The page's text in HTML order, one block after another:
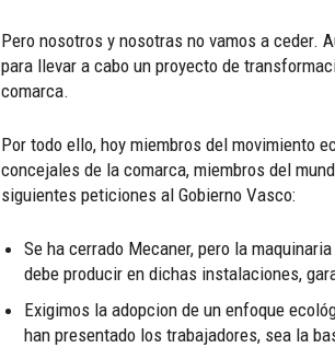
Pero nosotros y nosotras no vamos a ceder.
para llevar a cabo un proyecto de
comarca.
Por todo ello, hoy miembros del movimiento
concejales de la comarca, miembros del
siguientes peticiones al Gobierno Vasco:
Se ha cerrado Mecaner, pero la
debe producir en dichas instalaciones,
Exigimos la adopcion de un enfoque
han presentado los trabajadores, sea la